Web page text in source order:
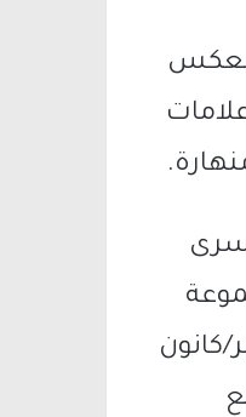
بعكس
2023 سراح مجموعة
كانون